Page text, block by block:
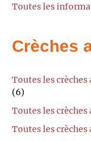
Toutes les
Crèches
Toutes les
(6)
Toutes les
Toutes les